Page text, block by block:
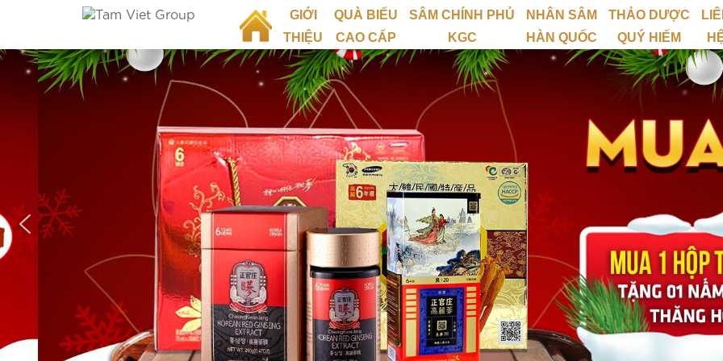
GIỚI
THIỆU
QUÀ BIẾU
CAO CẤP
SÂM CHÍNH PHỦ
KGC
NHÂN SÂM
HÀN QUỐC
THẢO DƯỢC
QUÝ HIẾM